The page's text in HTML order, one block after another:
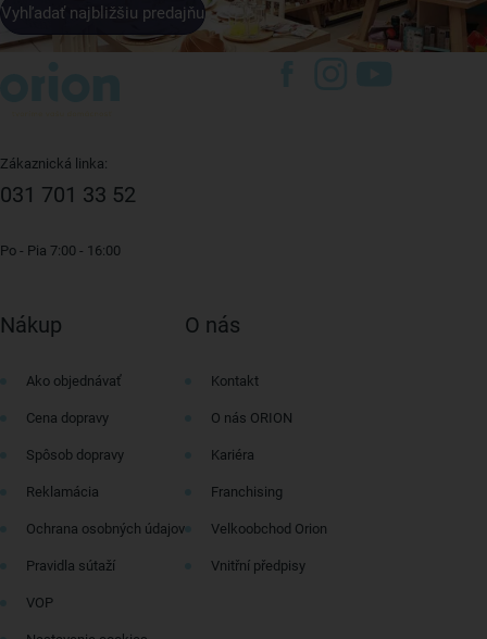
Vyhľadať najbližšiu predajňu
Zákaznická linka:
031 701 33 52
Po - Pia 7:00 - 16:00
Nákup
Ako objednávať
Cena dopravy
Spôsob dopravy
Reklamácia
Ochrana osobných údajov
Pravidla sútaží
VOP
O nás
Kontakt
O nás ORION
Kariéra
Franchising
Velkoobchod Orion
Vnitřní předpisy